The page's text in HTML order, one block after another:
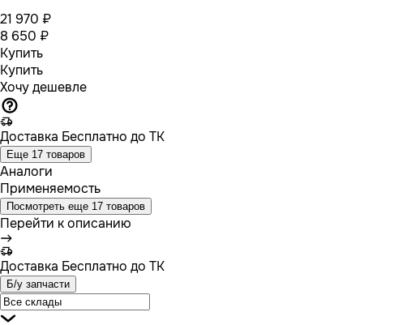
21 970 ₽
8 650 ₽
Купить
Купить
Хочу дешевле
Доставка Бесплатно до ТК
Еще 17 товаров
Аналоги
Применяемость
Посмотреть еще 17 товаров
Перейти к описанию
Доставка Бесплатно до ТК
Б/у запчасти